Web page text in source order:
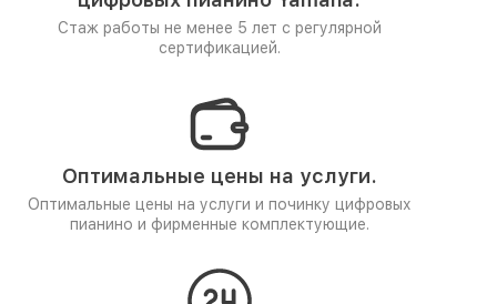
Стаж работы не менее 5 лет с регулярной
сертификацией.
Оптимальные цены на услуги.
Оптимальные цены на услуги и починку цифровых
пианино и фирменные комплектующие.